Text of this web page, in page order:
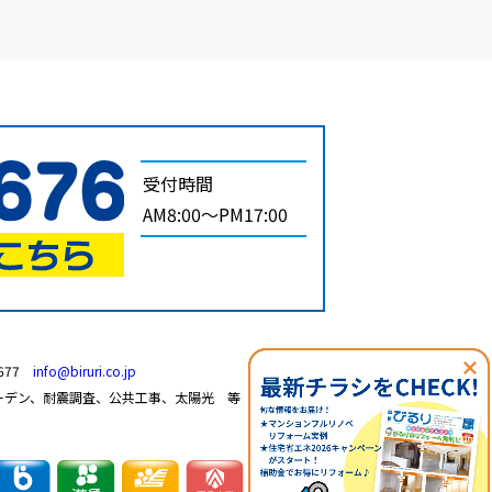
受付時間
AM8:00～PM17:00
info@biruri.co.jp
デン、耐震調査、公共工事、太陽光 等